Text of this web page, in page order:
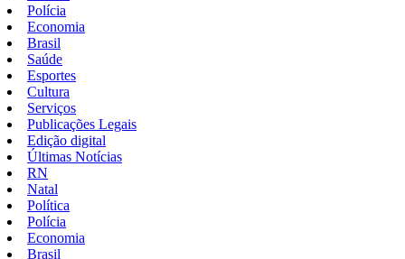
Polícia
Economia
Brasil
Saúde
Esportes
Cultura
Serviços
Publicações Legais
Edição digital
Últimas Notícias
RN
Natal
Política
Polícia
Economia
Brasil